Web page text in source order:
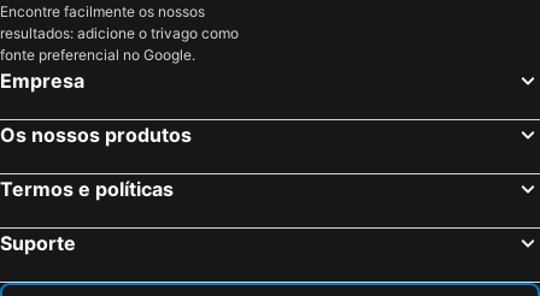
Encontre facilmente os nossos
resultados: adicione o trivago como
fonte preferencial no Google.
Empresa
Os nossos produtos
Termos e políticas
Suporte